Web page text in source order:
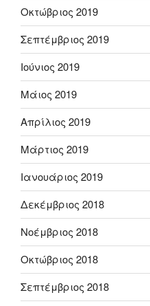
Οκτώβριος 2019
Σεπτέμβριος 2019
Ιούνιος 2019
Μάιος 2019
Απρίλιος 2019
Μάρτιος 2019
Ιανουάριος 2019
Δεκέμβριος 2018
Νοέμβριος 2018
Οκτώβριος 2018
Σεπτέμβριος 2018